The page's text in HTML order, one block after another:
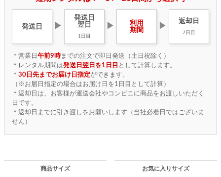
発送日 ▶
発送日
翌日
1日目
▶
利用
期間
▶
返却日
7日目
＊営業日 午前9時までの注文で即日発送（土日祝除く）
＊レンタル期間は発送日翌日を1日目 として計算します。
＊ 30日先までお届け日指定ができます。
（※お届日指定の場合はお届け日を1日目として計算）
＊返却日は、お客様が運送会社やコンビニに商品をお渡しいただく
日です。
＊返却日までに引き渡しをお願いします（当社必着日ではございま
せん）
商品サイズ お気に入りサイズ